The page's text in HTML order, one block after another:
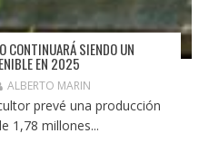
CONTINUARÁ SIENDO UN
EN 2025
ALBERTO MARIN
prevé una producción
1,78 millones...